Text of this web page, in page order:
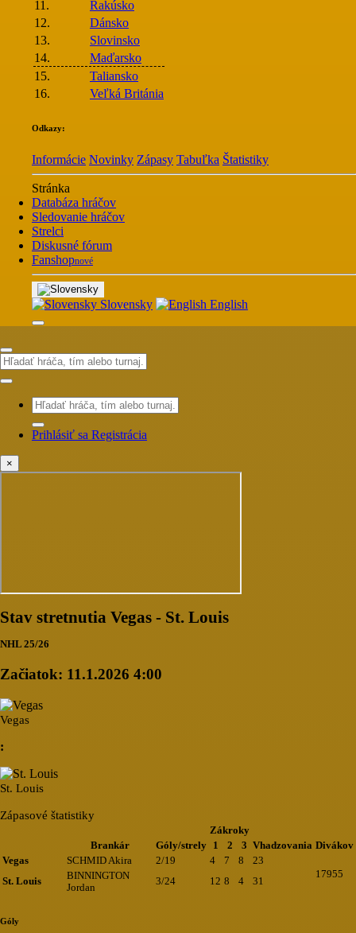
11.
Rakúsko
12.
Dánsko
13.
Slovinsko
14.
Maďarsko
15.
Taliansko
16.
Veľká Británia
Odkazy:
Informácie Novinky Zápasy Tabuľka Štatistiky
Stránka
Databáza hráčov
Sledovanie hráčov
Strelci
Diskusné fórum
Fanshopnové
Slovensky English
Prihlásiť sa Registrácia
×
Stav stretnutia Vegas - St. Louis
NHL 25/26
Začiatok: 11.1.2026 4:00
Vegas
:
St. Louis
Zápasové štatistiky
Zákroky
Brankár
Góly/strely 1 2 3 Vhadzovania Divákov
Vegas
SCHMID Akira 2/19 4 7 8
23
17955
St. Louis
BINNINGTON
Jordan
3/24 12 8 4 31
Góly